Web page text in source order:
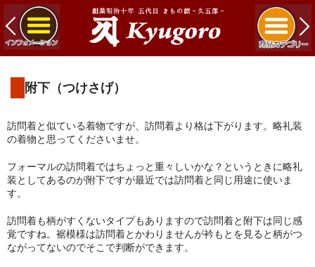
附下（つけさげ）
訪問着と似ている着物ですが、訪問着より格は下がります。略礼装
の着物と思ってくださいませ。
フォーマルの訪問着ではちょっと重々しいかな？というときに略礼
装としてあるのが附下ですが最近では訪問着と同じ用途に使いま
す。
訪問着も柄がすくないタイプもありますので訪問着と附下は同じ感
覚ですね。裾模様は訪問着とかわりませんが衿もとを見ると柄がつ
ながってないのでそこで判断ができます。